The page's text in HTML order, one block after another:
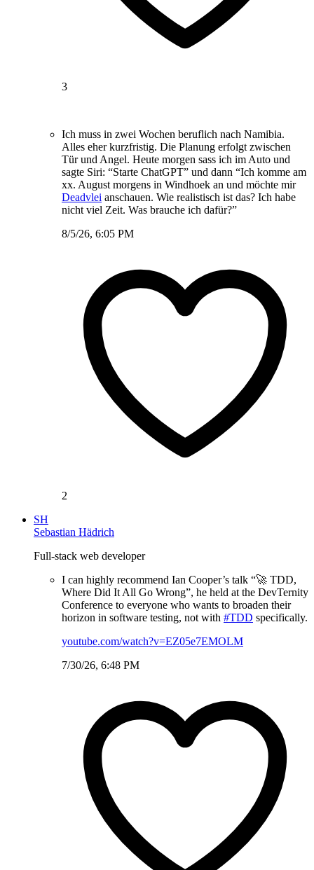
3
Ich muss in zwei Wochen beruflich nach Namibia.
Alles eher kurzfristig. Die Planung erfolgt zwischen
Tür und Angel. Heute morgen sass ich im Auto und
sagte Siri: “Starte ChatGPT” und dann “Ich komme am
xx. August morgens in Windhoek an und möchte mir
Deadvlei anschauen. Wie realistisch ist das? Ich habe
nicht viel Zeit. Was brauche ich dafür?”
8/5/26, 6:05 PM
2
SH
Sebastian Hädrich
Full-stack web developer
I can highly recommend Ian Cooper’s talk “🚀 TDD,
Where Did It All Go Wrong”, he held at the DevTernity
Conference to everyone who wants to broaden their
horizon in software testing, not with #TDD specifically.
youtube.com/watch?v=EZ05e7EMOLM
7/30/26, 6:48 PM